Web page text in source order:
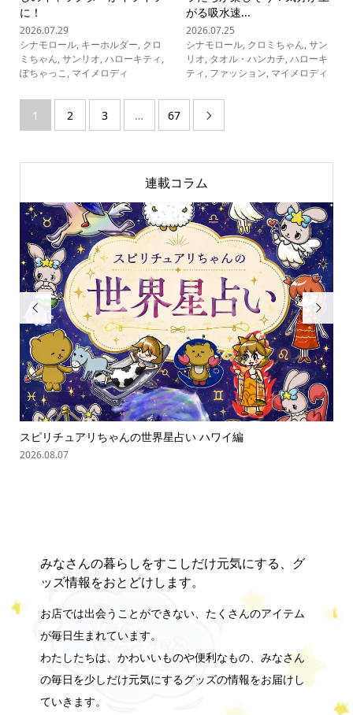
に！
2026.07.29
シナモロール, キーホルダー, クロ
ミちゃん,サンリオ,ハローキティ,
ぽちゃっこ , マイメロディ
がる吸水速...
2026.07.25
シナモロール, クロミちゃん,サン
リオ, タオル・ハンカチ,ハローキ
ティ, ファッション, マイメロディ
1 2 3 … 67 
連載コラム

スピリチュアリちゃんの世界星占い ハワイ編
2026.08.07

みなさんの暮らしをすこしだけ元気にする、グ
ッズ情報をおとどけします。
お店では出会うことができない、たくさんのアイテム
が毎日生まれています。
わたしたちは、かわいいものや便利なもの、みなさん
の毎日を少しだけ元気にするグッズの情報をお届けし
ていきます。